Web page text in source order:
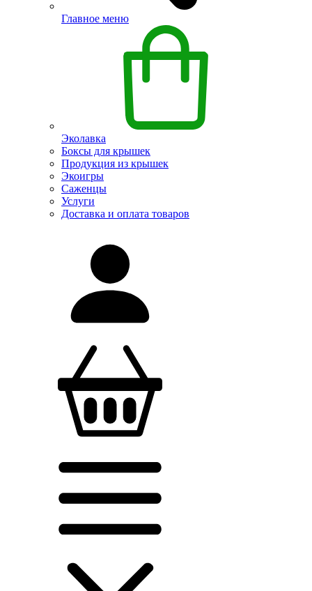
Главное меню
Эколавка
Боксы для крышек
Продукция из крышек
Экоигры
Саженцы
Услуги
Доставка и оплата товаров